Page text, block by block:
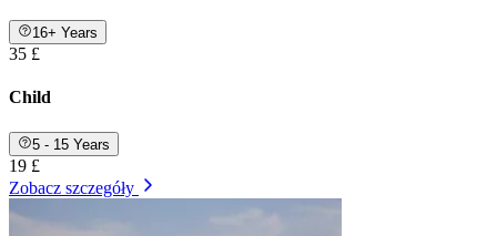
16+ Years
35 £
Child
5 - 15 Years
19 £
Zobacz szczegóły